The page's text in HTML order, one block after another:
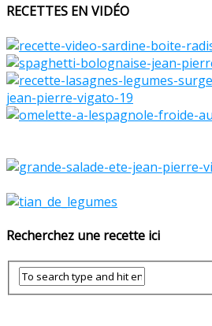
RECETTES EN VIDÉO
Recherchez une recette ici